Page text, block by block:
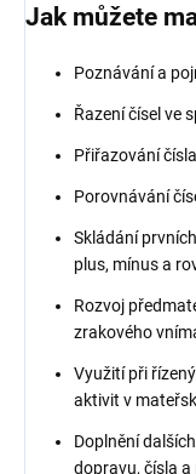
Jak můžete
Poznávání a
Řazení čísel ve
Přiřazování
Porovnávání
Skládání
plus, mínus a
Rozvoj
zrakového
Využití při
aktivit v
Doplnění
dopravu, čísla